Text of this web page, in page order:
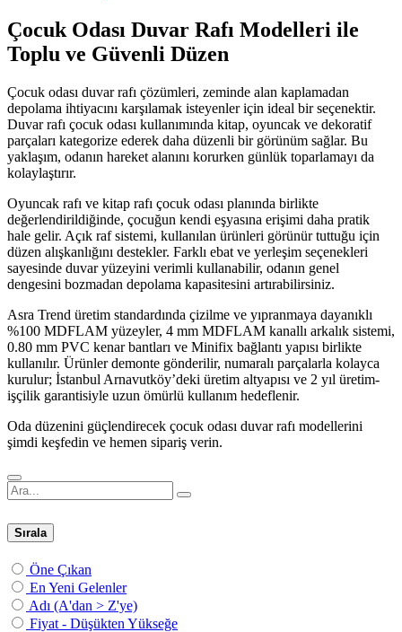
Çocuk Odası Duvar Rafı Modelleri ile
Toplu ve Güvenli Düzen
Çocuk odası duvar rafı çözümleri, zeminde alan kaplamadan
depolama ihtiyacını karşılamak isteyenler için ideal bir seçenektir.
Duvar rafı çocuk odası kullanımında kitap, oyuncak ve dekoratif
parçaları kategorize ederek daha düzenli bir görünüm sağlar. Bu
yaklaşım, odanın hareket alanını korurken günlük toparlamayı da
kolaylaştırır.
Oyuncak rafı ve kitap rafı çocuk odası planında birlikte
değerlendirildiğinde, çocuğun kendi eşyasına erişimi daha pratik
hale gelir. Açık raf sistemi, kullanılan ürünleri görünür tuttuğu için
düzen alışkanlığını destekler. Farklı ebat ve yerleşim seçenekleri
sayesinde duvar yüzeyini verimli kullanabilir, odanın genel
dengesini bozmadan depolama kapasitesini artırabilirsiniz.
Asra Trend üretim standardında çizilme ve yıpranmaya dayanıklı
%100 MDFLAM yüzeyler, 4 mm MDFLAM kanallı arkalık sistemi,
0.80 mm PVC kenar bantları ve Minifix bağlantı yapısı birlikte
kullanılır. Ürünler demonte gönderilir, numaralı parçalarla kolayca
kurulur; İstanbul Arnavutköy’deki üretim altyapısı ve 2 yıl üretim-
işçilik garantisiyle uzun ömürlü kullanım hedeflenir.
Oda düzenini güçlendirecek çocuk odası duvar rafı modellerini
şimdi keşfedin ve hemen sipariş verin.
Sırala
Öne Çıkan
En Yeni Gelenler
Adı (A'dan > Z'ye)
Fiyat - Düşükten Yükseğe